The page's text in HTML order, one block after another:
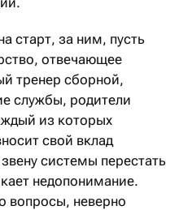
старт, за ним, пусть
отвечающее
тренер сборной,
службы, родители
из которых
свой вклад
системы перестать
недопонимание.
вопросы, неверно